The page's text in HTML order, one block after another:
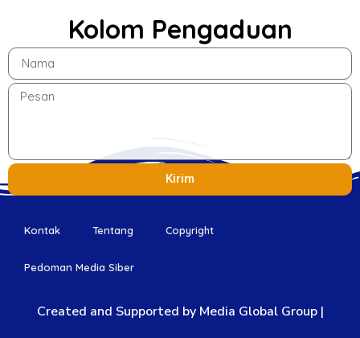
Kolom Pengaduan
Kirim
Kontak Tentang Copyright
Pedoman Media Siber
Created and Supported by Media Global Group |